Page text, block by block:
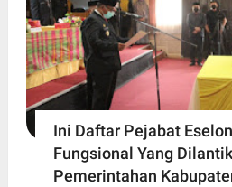
Ini Daftar Pejabat
Fungsional Yang
Pemerintahan